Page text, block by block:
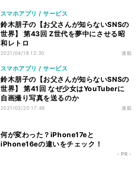
スマホアプリ / サービス
鈴木朋子の【お父さんが知らないSNSの
世界】 第43回 Z世代を夢中にさせる昭
和レトロ
2021/04/18 12:30 連載
スマホアプリ / サービス
鈴木朋子の【お父さんが知らないSNSの
世界】 第41回 なぜ少女はYouTuberに
自画撮り写真を送るのか
2021/03/20 17:48 連載
何が変わった？iPhone17eと
iPhone16eの違いをチェック！
- PR -